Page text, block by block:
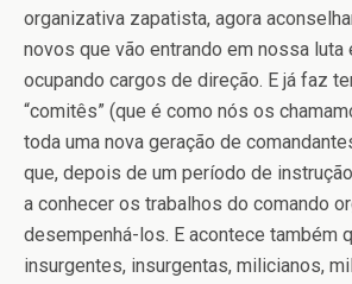
organizativa zapatista, agora
novos que vão entrando em nossa luta
ocupando cargos de direção. E já faz
“comitês” (que é como nós os
toda uma nova geração de
que, depois de um período de
a conhecer os trabalhos do comando
desempenhá-los. E acontece também
insurgentes, insurgentas, milicianos,